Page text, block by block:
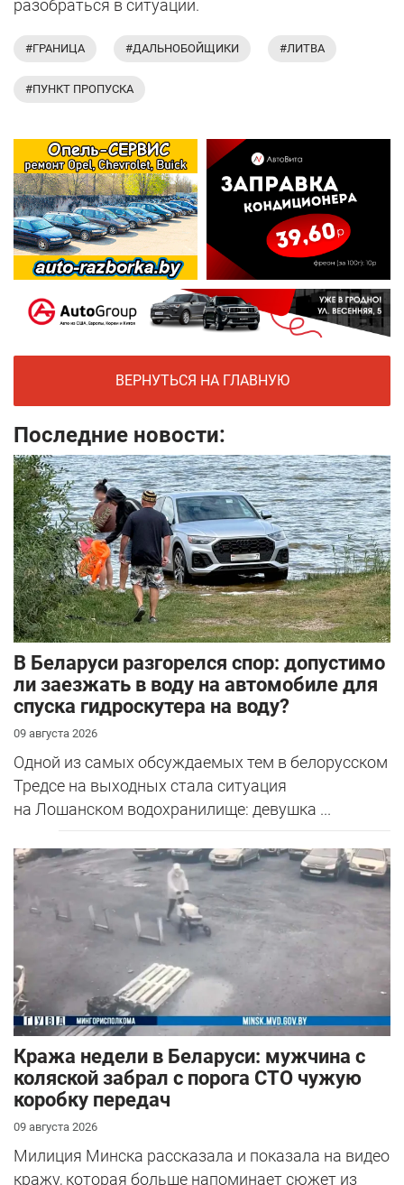
разобраться в ситуации.
#ГРАНИЦА #ДАЛЬНОБОЙЩИКИ #ЛИТВА
#ПУНКТ ПРОПУСКА
ВЕРНУТЬСЯ НА ГЛАВНУЮ
Последние новости:
В Беларуси разгорелся спор: допустимо
ли заезжать в воду на автомобиле для
спуска гидроскутера на воду?
09 августа 2026
Одной из самых обсуждаемых тем в белорусском
Тредсе на выходных стала ситуация
на Лошанском водохранилище: девушка ...
Кража недели в Беларуси: мужчина с
коляской забрал с порога СТО чужую
коробку передач
09 августа 2026
Милиция Минска рассказала и показала на видео
кражу, которая больше напоминает сюжет из